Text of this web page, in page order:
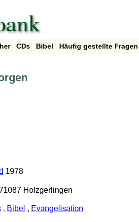
CDs Bibel Häufig gestellte Fragen
1978
Holzgerlingen
, Bibel , Evangelisation